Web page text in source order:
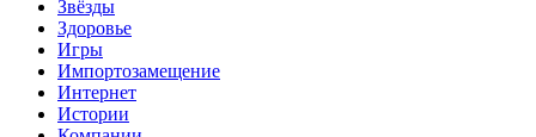
Звёзды
Здоровье
Игры
Импортозамещение
Интернет
Истории